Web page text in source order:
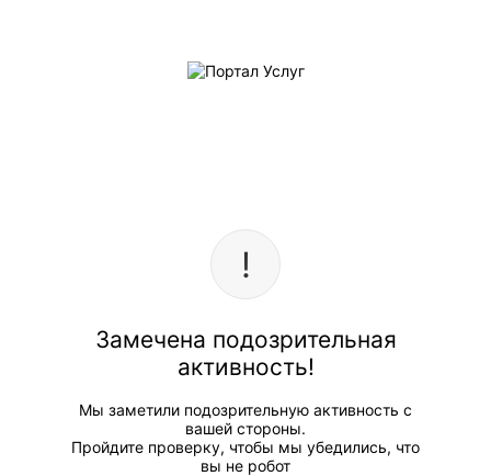
Замечена подозрительная
активность!
Мы заметили подозрительную активность с
вашей стороны.
Пройдите проверку, чтобы мы убедились, что
вы не робот